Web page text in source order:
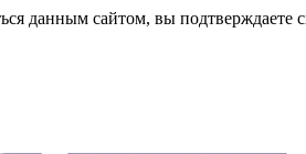
данным сайтом, вы подтверждаете